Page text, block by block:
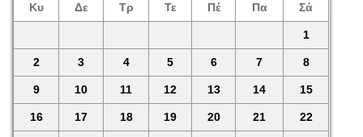
Κυ Δε Τρ Τε Πέ Πα Σά
1
2 3 4 5 6 7 8
9 10 11 12 13 14 15
16 17 18 19 20 21 22